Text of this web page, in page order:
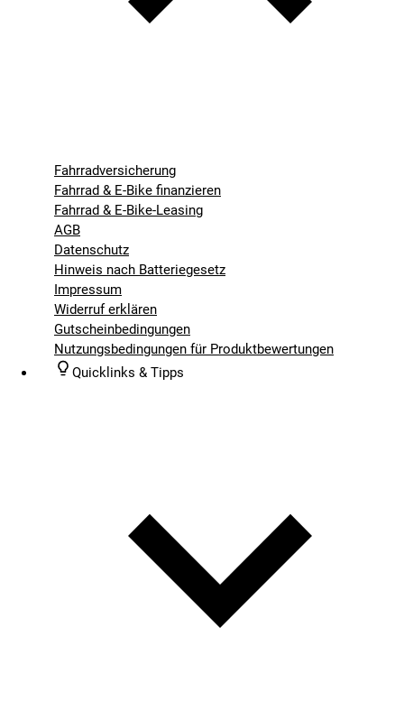
Fahrradversicherung
Fahrrad & E-Bike finanzieren
Fahrrad & E-Bike-Leasing
AGB
Datenschutz
Hinweis nach Batteriegesetz
Impressum
Widerruf erklären
Gutscheinbedingungen
Nutzungsbedingungen für Produktbewertungen
Quicklinks & Tipps